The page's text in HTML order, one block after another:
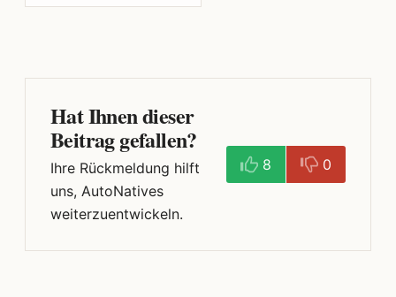
Hat Ihnen dieser
Beitrag gefallen?
Ihre Rückmeldung hilft
uns, AutoNatives
weiterzuentwickeln.
8 0